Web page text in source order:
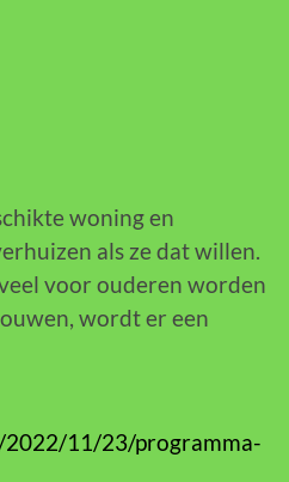
woning en
als ze dat willen.
voor ouderen worden
wordt er een
11/23/programma-